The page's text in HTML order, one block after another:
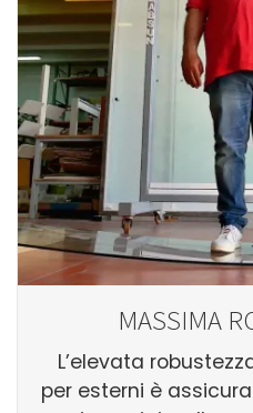
MASSIMA
L’elevata
per esterni è